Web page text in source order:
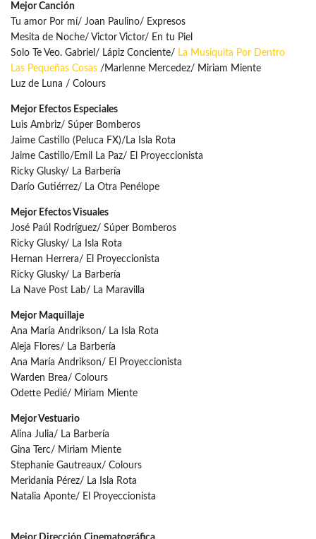
Mejor Canción
Tu amor Por mí/ Joan Paulino/ Expresos
Mesita de Noche/ Victor Victor/ En tu Piel
Solo Te Veo. Gabriel/ Lápiz Conciente/ La Musiquita Por Dentro
Las Pequeñas Cosas /Marlenne Mercedez/ Miriam Miente
Luz de Luna / Colours
Mejor Efectos Especiales
Luis Ambriz/ Súper Bomberos
Jaime Castillo (Peluca FX)/La Isla Rota
Jaime Castillo/Emil La Paz/ El Proyeccionista
Ricky Glusky/ La Barbería
Darío Gutiérrez/ La Otra Penélope
Mejor Efectos Visuales
José Paúl Rodríguez/ Súper Bomberos
Ricky Glusky/ La Isla Rota
Hernan Herrera/ El Proyeccionista
Ricky Glusky/ La Barbería
La Nave Post Lab/ La Maravilla
Mejor Maquillaje
Ana María Andrikson/ La Isla Rota
Aleja Flores/ La Barbería
Ana María Andrikson/ El Proyeccionista
Warden Brea/ Colours
Odette Pedié/ Miriam Miente
Mejor Vestuario
Alina Julia/ La Barbería
Gina Terc/ Miriam Miente
Stephanie Gautreaux/ Colours
Meridania Pérez/ La Isla Rota
Natalia Aponte/ El Proyeccionista